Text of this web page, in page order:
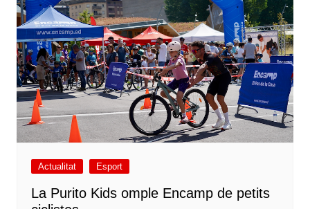
Actualitat Esport
La Purito Kids omple Encamp de petits